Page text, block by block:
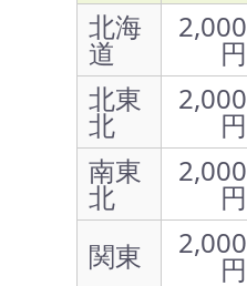
北海
道
2,000
円
北東
北
2,000
円
南東
北
2,000
円
関東
2,000
円